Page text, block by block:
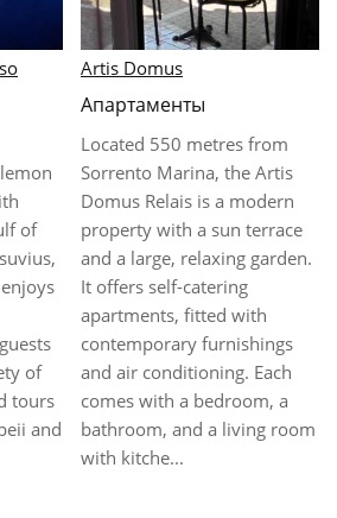
of
of
tours
and
Artis Domus
Апартаменты
Located 550 metres from
Sorrento Marina, the Artis
Domus Relais is a modern
property with a sun terrace
and a large, relaxing garden.
It offers self-catering
apartments, fitted with
contemporary furnishings
and air conditioning. Each
comes with a bedroom, a
bathroom, and a living room
with kitche...